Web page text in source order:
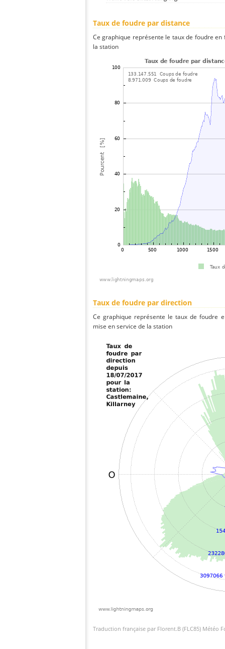
Taux de foudre par distance
Ce graphique représente le taux de foudre
la station
Taux de foudre par direction
Ce graphique représente le taux de foudre
mise en service de la station
Traduction française par Florent.B (FLC85) Météo